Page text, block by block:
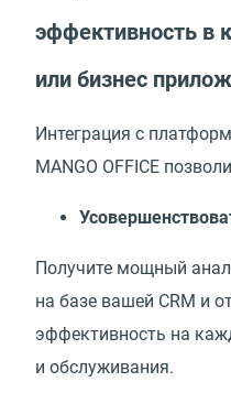
эффективность в
или бизнес
Интеграция с
MANGO OFFICE
Получите мощный
на базе вашей CRM и
эффективность на
и обслуживания.